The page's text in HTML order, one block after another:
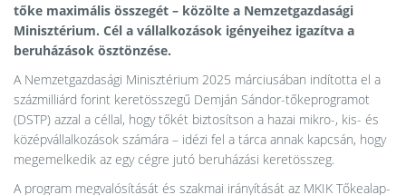
tőke maximális összegét – közölte a Nemzetgazdasági
Minisztérium. Cél a vállalkozások igényeihez igazítva a
beruházások ösztönzése.
A Nemzetgazdasági Minisztérium 2025 márciusában indította el a
százmilliárd forint keretösszegű Demján Sándor-tőkeprogramot
(DSTP) azzal a céllal, hogy tőkét biztosítson a hazai mikro-, kis- és
középvállalkozások számára – idézi fel a tárca annak kapcsán, hogy
megemelkedik az egy cégre jutó beruházási keretösszeg.
A program megvalósítását és szakmai irányítását az MKIK Tőkealap-